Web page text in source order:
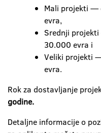
Mali projekti —
evra,
Srednji
30.000 evra i
Veliki projekti
evra.
Rok za dostavljanje
godine.
Detaljne informacije o